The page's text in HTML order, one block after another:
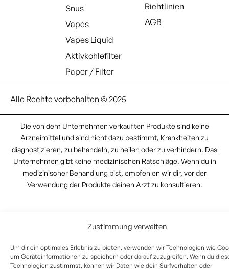
Zustimmung verwalten
Um dir ein optimales Erlebnis zu bieten, verwenden wir Technologien wie
um Geräteinformationen zu speichern oder darauf zuzugreifen. Wenn du
Technologien zustimmst, können wir Daten wie dein Surfverhalten oder
Snus
Vapes
Vapes Liquid
Aktivkohlefilter
Paper / Filter
Richtlinien
AGB
Alle Rechte vorbehalten © 2025
Die von dem Unternehmen verkauften Produkte sind keine
Arzneimittel und sind nicht dazu bestimmt, Krankheiten zu
diagnostizieren, zu behandeln, zu heilen oder zu verhindern. Das
Unternehmen gibt keine medizinischen Ratschläge. Wenn du in
medizinischer Behandlung bist, empfehlen wir dir, vor der
Verwendung der Produkte deinen Arzt zu konsultieren.